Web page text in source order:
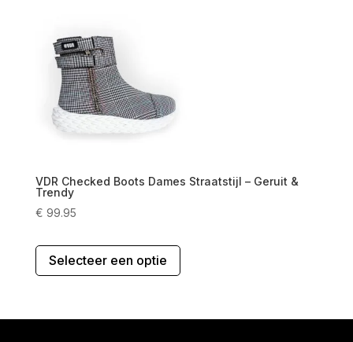
VDR Checked Boots Dames Straatstijl – Geruit &
Trendy
€ 99.95
Selecteer een optie
heeft